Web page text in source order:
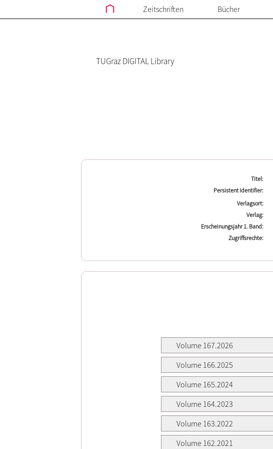
Zeitschriften Bücher
TUGraz DIGITAL Library
Titel
Persistent Identifier
Verlagsort
Verlag
Erscheinungsjahr 1. Band
Zugriffsrechte
Volume 167.2026
Volume 166.2025
Volume 165.2024
Volume 164.2023
Volume 163.2022
Volume 162.2021